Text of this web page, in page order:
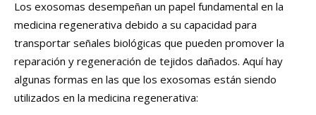
Los exosomas desempeñan un papel fundamental en la
medicina regenerativa debido a su capacidad para
transportar señales biológicas que pueden promover la
reparación y regeneración de tejidos dañados. Aquí hay
algunas formas en las que los exosomas están siendo
utilizados en la medicina regenerativa: